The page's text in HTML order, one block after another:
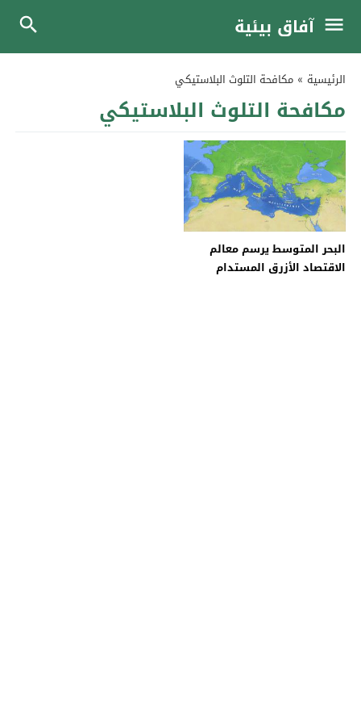
آفاق بيئية
الرئيسية » مكافحة التلوث البلاستيكي
مكافحة التلوث البلاستيكي
البحر المتوسط يرسم معالم
الاقتصاد الأزرق المستدام